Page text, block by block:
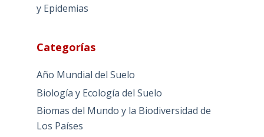
y Epidemias
Categorías
Año Mundial del Suelo
Biología y Ecología del Suelo
Biomas del Mundo y la Biodiversidad de
Los Países